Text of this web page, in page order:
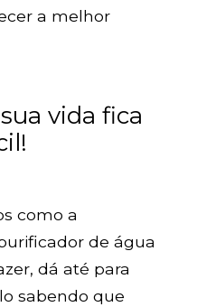
a melhor
vida fica
como a
de água
dá até para
sabendo que